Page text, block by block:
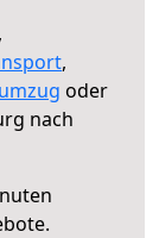
,
,
oder
nach